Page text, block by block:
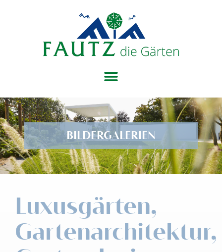
BILDERGALERIEN
Luxusgärten,
Gartenarchitektur,